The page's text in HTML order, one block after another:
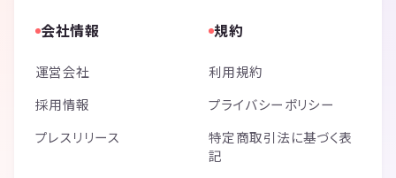
会社情報
運営会社
採用情報
プレスリリース
規約
利用規約
プライバシーポリシー
特定商取引法に基づく表
記